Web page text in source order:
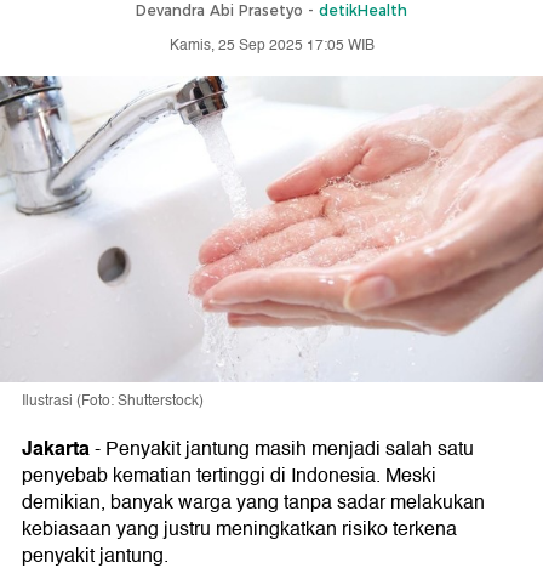
Devandra Abi Prasetyo - detikHealth
Kamis, 25 Sep 2025 17:05 WIB
Ilustrasi (Foto: Shutterstock)
Jakarta-Penyakit jantung masih menjadi salah satu
penyebab kematian tertinggi di Indonesia. Meski
demikian, banyak warga yang tanpa sadar melakukan
kebiasaan yang justru meningkatkan risiko terkena
penyakit jantung.